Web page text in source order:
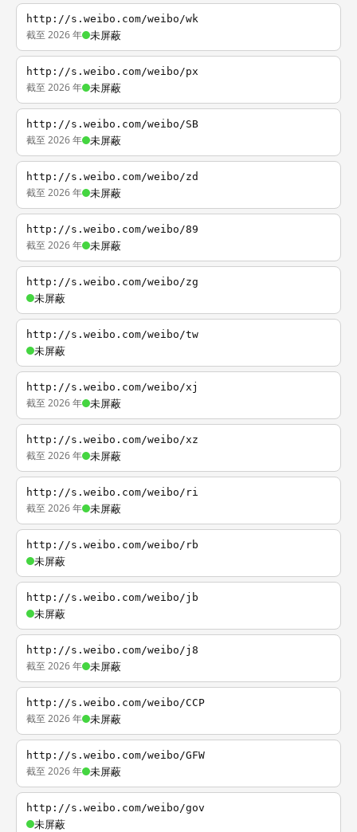
http://s.weibo.com/weibo/wk
截至 2026 年 未屏蔽
http://s.weibo.com/weibo/px
截至 2026 年 未屏蔽
http://s.weibo.com/weibo/SB
截至 2026 年 未屏蔽
http://s.weibo.com/weibo/zd
截至 2026 年 未屏蔽
http://s.weibo.com/weibo/89
截至 2026 年 未屏蔽
http://s.weibo.com/weibo/zg
未屏蔽
http://s.weibo.com/weibo/tw
未屏蔽
http://s.weibo.com/weibo/xj
截至 2026 年 未屏蔽
http://s.weibo.com/weibo/xz
截至 2026 年 未屏蔽
http://s.weibo.com/weibo/ri
截至 2026 年 未屏蔽
http://s.weibo.com/weibo/rb
未屏蔽
http://s.weibo.com/weibo/jb
未屏蔽
http://s.weibo.com/weibo/j8
截至 2026 年 未屏蔽
http://s.weibo.com/weibo/CCP
截至 2026 年 未屏蔽
http://s.weibo.com/weibo/GFW
截至 2026 年 未屏蔽
http://s.weibo.com/weibo/gov
未屏蔽